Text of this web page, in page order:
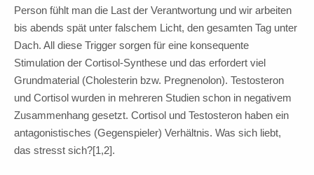
Person fühlt man die Last der Verantwortung und wir arbeiten
bis abends spät unter falschem Licht, den gesamten Tag unter
Dach. All diese Trigger sorgen für eine konsequente
Stimulation der Cortisol-Synthese und das erfordert viel
Grundmaterial (Cholesterin bzw. Pregnenolon). Testosteron
und Cortisol wurden in mehreren Studien schon in negativem
Zusammenhang gesetzt. Cortisol und Testosteron haben ein
antagonistisches (Gegenspieler) Verhältnis. Was sich liebt,
das stresst sich?[1,2].